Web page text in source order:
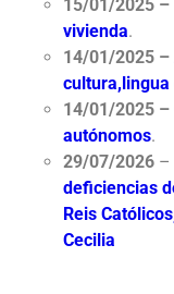
15/01/2025 –
vivienda.
14/01/2025 –
cultura,lingua
14/01/2025 –
autónomos.
29/07/2026 –
deficiencias
Reis
Cecilia